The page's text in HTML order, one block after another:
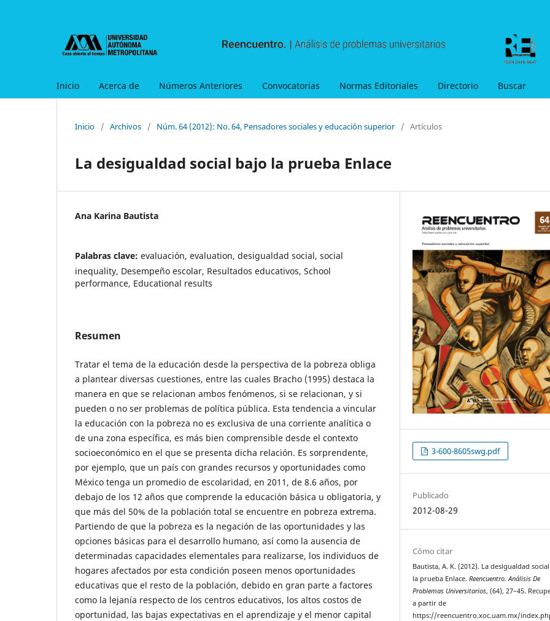
Inicio Acerca de Números Anteriores Convocatorias Normas Editoriales Directorio Buscar
Inicio / Archivos / Núm. 64 (2012): No. 64, Pensadores sociales y educación superior / Artículos
La desigualdad social bajo la prueba Enlace
Ana Karina Bautista
Palabras clave: evaluación, evaluation, desigualdad social, social
inequality, Desempeño escolar, Resultados educativos, School
performance, Educational results
Resumen
Tratar el tema de la educación desde la perspectiva de la pobreza obliga
a plantear diversas cuestiones, entre las cuales Bracho (1995) destaca la
manera en que se relacionan ambos fenómenos, si se relacionan, y si
pueden o no ser problemas de política pública. Esta tendencia a vincular
la educación con la pobreza no es exclusiva de una corriente analítica o
de una zona específica, es más bien comprensible desde el contexto
socioeconómico en el que se presenta dicha relación. Es sorprendente,
por ejemplo, que un país con grandes recursos y oportunidades como
México tenga un promedio de escolaridad, en 2011, de 8.6 años, por
debajo de los 12 años que comprende la educación básica u obligatoria, y
que más del 50% de la población total se encuentre en pobreza extrema.
Partiendo de que la pobreza es la negación de las oportunidades y las
opciones básicas para el desarrollo humano, así como la ausencia de
determinadas capacidades elementales para realizarse, los individuos de
hogares afectados por esta condición poseen menos oportunidades
educativas que el resto de la población, debido en gran parte a factores
como la lejanía respecto de los centros educativos, los altos costos de
oportunidad, las bajas expectativas en el aprendizaje y el menor capital
3-600-8605swg.pdf
Publicado
2012-08-29
Cómo citar
Bautista, A. K. (2012). La desigualdad
la prueba Enlace.Reencuentro. Análisis De
Problemas Universitarios, (64), 27–45.
a partir de
https://reencuentro.xoc.uam.mx/